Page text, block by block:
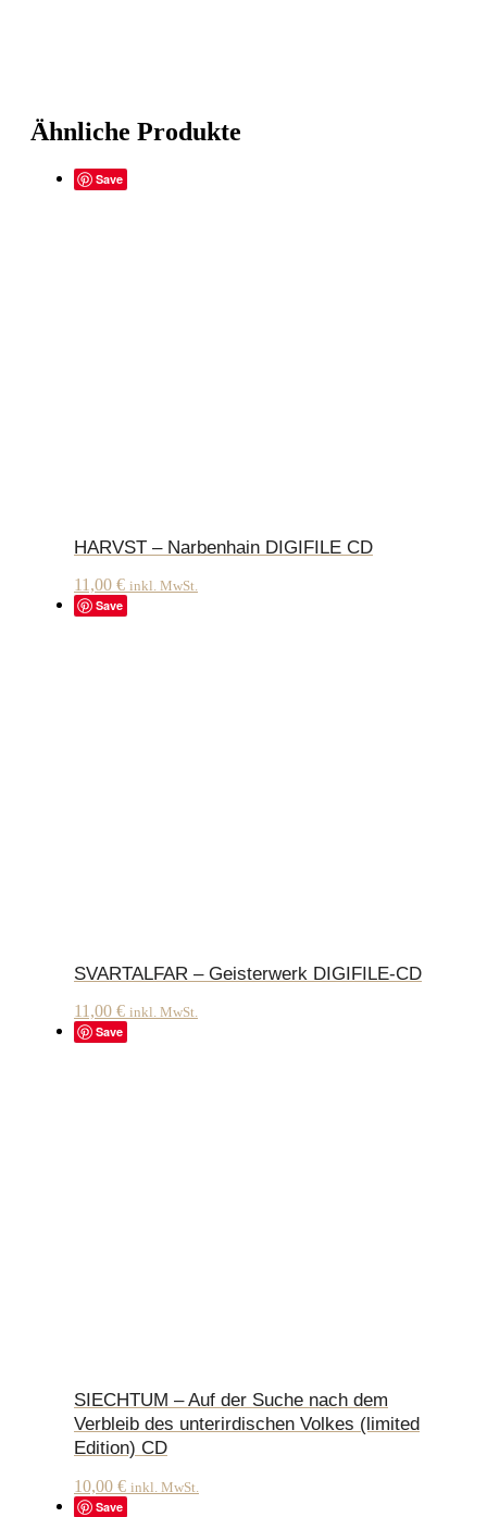
Ähnliche Produkte
Save
HARVST – Narbenhain DIGIFILE CD
11,00 € inkl. MwSt.
Save
SVARTALFAR – Geisterwerk DIGIFILE-CD
11,00 € inkl. MwSt.
Save
SIECHTUM – Auf der Suche nach dem
Verbleib des unterirdischen Volkes (limited
Edition) CD
10,00 € inkl. MwSt.
Save